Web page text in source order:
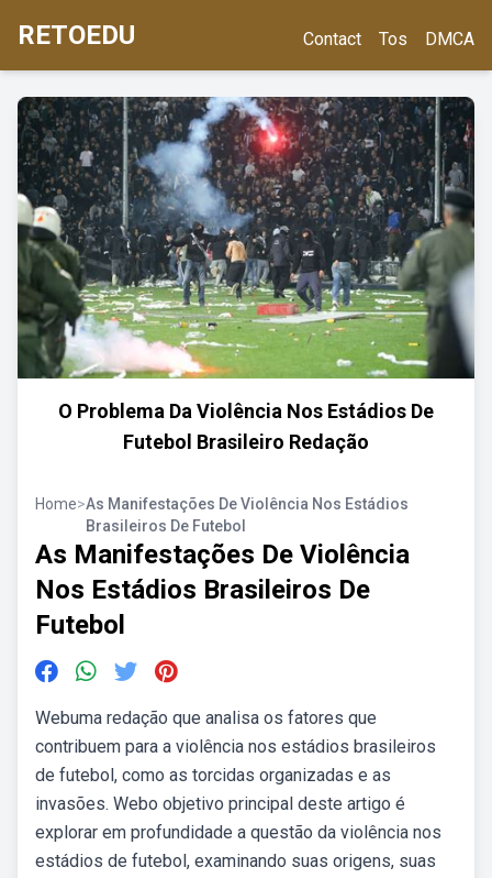
RETOEDU Contact Tos DMCA
O Problema Da Violência Nos Estádios De
Futebol Brasileiro Redação
Home>As Manifestações De Violência Nos Estádios
Brasileiros De Futebol
As Manifestações De Violência
Nos Estádios Brasileiros De
Futebol
Webuma redação que analisa os fatores que
contribuem para a violência nos estádios brasileiros
de futebol, como as torcidas organizadas e as
invasões. Webo objetivo principal deste artigo é
explorar em profundidade a questão da violência nos
estádios de futebol, examinando suas origens, suas